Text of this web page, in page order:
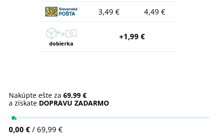
3,49 €
4,49 €
dobierka
+1,99 €
Nakúpte ešte za 69,99 €
a získate DOPRAVU ZADARMO
0,00 € / 69,99 €